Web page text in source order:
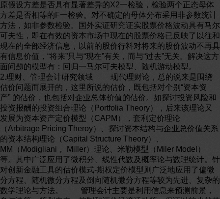
原假设方差是否具有显著差异的X2一检验，检验两个正态母体
方差是否相等的F一检验。对不确定的母体分布采用非参数统计
方法，如非参数检验。国外实证研究证实股票价格波动具有马尔
可夫性，即在有效的资本市场中现在的股票价格已反映了以往和
现在的全部经济信息，以前的股价行料对将来的股价波动不再具
有信息价值，“将来”只与“现在”有关，而与“过去”无关。解决这方
面问题的模型有：回归一马尔可夫模型、随机游动模型。
2.理财、管理会计研究领域 现代理财论，总的说来是围绕
估价问题而展开的，这里所说的估价，既包括对个别“资本资
产” 的估价，也包括对企业总体价值的估价。如探讨投资风险和
投资报酬的投资组合理论（Portfolia Theory），后来该理论又
发展为资本资产定价模型（CAPM），套利定价理论
（Arbitrage Pricing Theroy）、探讨资本结构与企业总价值关系
的资本结构理论（Capital Structure Theory）、
MM（Modigliani， Miller）理论、米勒模型（Miler Model）
等。其中广泛应用了微积分、线性代数及概率论与数理统计。针
对创新金融工具的估价模式-期权定价模型则广泛地应用了偏微
分方程、随机微分方程及倒向随机微分方程等较为先进、复杂的
数学理论与方法。 管理会计主要是利用信息来预测前景，